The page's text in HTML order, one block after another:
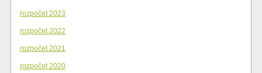
rozpočet 2023
rozpočet 2022
rozpočet 2021
rozpočet 2020